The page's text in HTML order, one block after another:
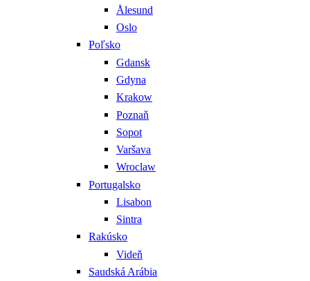
Ålesund
Oslo
Poľsko
Gdansk
Gdyna
Krakow
Poznaň
Sopot
Varšava
Wroclaw
Portugalsko
Lisabon
Sintra
Rakúsko
Videň
Saudská Arábia